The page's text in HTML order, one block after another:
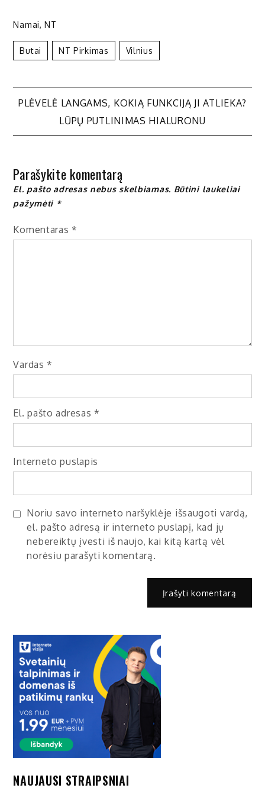
Namai,NT
Butai NT Pirkimas Vilnius
Navigacija
tarp
įrašų
PLĖVELĖ LANGAMS, KOKIĄ FUNKCIJĄ JI ATLIEKA?
LŪPŲ PUTLINIMAS HIALURONU
Parašykite komentarą
El. pašto adresas nebus skelbiamas. Būtini laukeliai
pažymėti *
Komentaras *
Vardas *
El. pašto adresas *
Interneto puslapis
Noriu savo interneto naršyklėje išsaugoti vardą,
el. pašto adresą ir interneto puslapį, kad jų
nebereiktų įvesti iš naujo, kai kitą kartą vėl
norėsiu parašyti komentarą.
NAUJAUSI STRAIPSNIAI